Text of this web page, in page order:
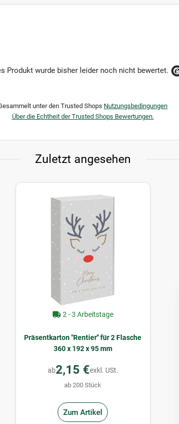
Produkt wurde bisher leider noch nicht bewertet.
unter den Trusted Shops Nutzungsbedingungen
Über die Echtheit der Trusted Shops Bewertungen.
Zuletzt angesehen
2 - 3 Arbeitstage
Präsentkarton "Rentier'' für 2 Flasche
360 x 192 x 95 mm
ab2,15 €exkl. USt.
ab 200 Stück
Zum Artikel